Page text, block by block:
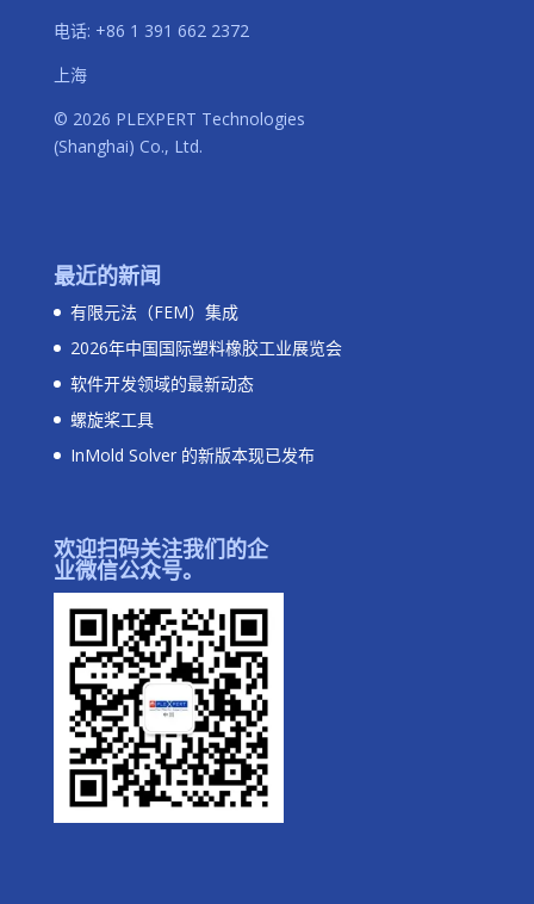
电话: +86 1 391 662 2372
上海
© 2026 PLEXPERT Technologies
(Shanghai) Co., Ltd.
最近的新闻
有限元法（FEM）集成
2026年中国国际塑料橡胶工业展览会
软件开发领域的最新动态
螺旋桨工具
InMold Solver 的新版本现已发布
欢迎扫码关注我们的企
业微信公众号。